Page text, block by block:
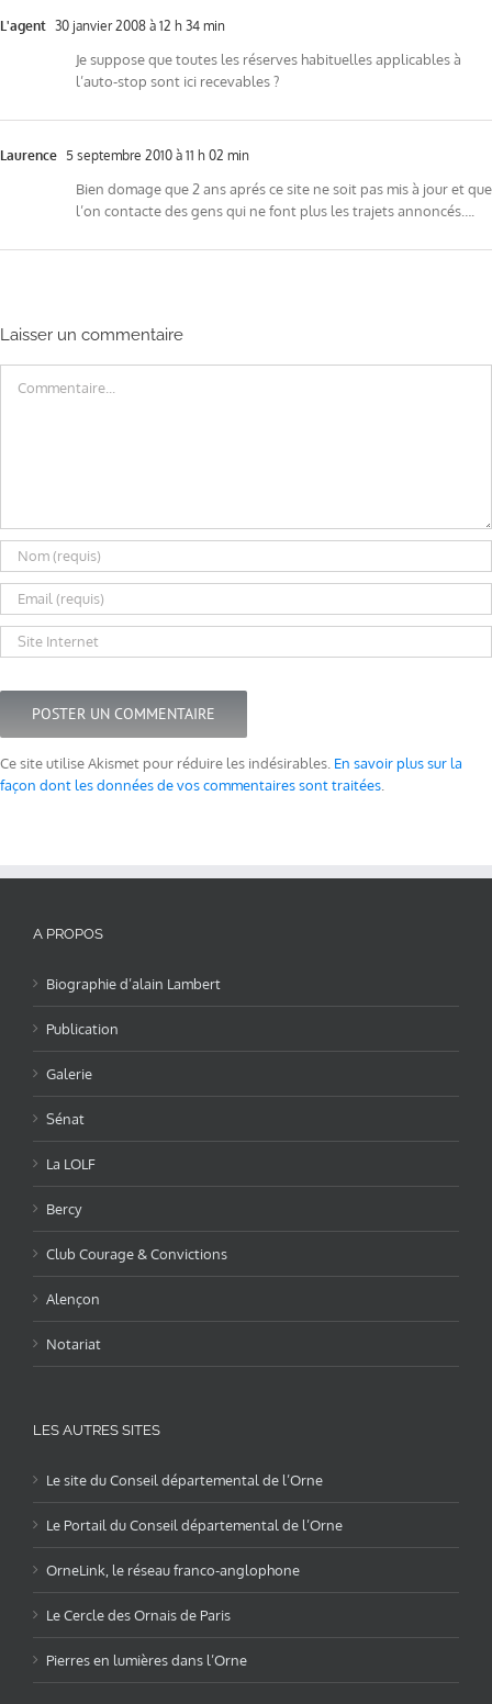
L'agent 30 janvier 2008 à 12 h 34 min
Je suppose que toutes les réserves habituelles applicables à
l’auto-stop sont ici recevables ?
Laurence 5 septembre 2010 à 11 h 02 min
Bien domage que 2 ans aprés ce site ne soit pas mis à jour et que
l’on contacte des gens qui ne font plus les trajets annoncés….
Laisser un commentaire
Ce site utilise Akismet pour réduire les indésirables. En savoir plus sur la
façon dont les données de vos commentaires sont traitées
A PROPOS
Biographie d’alain Lambert
Publication
Galerie
Sénat
La LOLF
Bercy
Club Courage & Convictions
Alençon
Notariat
LES AUTRES SITES
Le site du Conseil départemental de l’Orne
Le Portail du Conseil départemental de l’Orne
OrneLink, le réseau franco-anglophone
Le Cercle des Ornais de Paris
Pierres en lumières dans l’Orne